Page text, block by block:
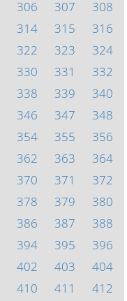
306 307
308
314 315
316
322 323
324
330 331
332
338 339
340
346 347
348
354 355
356
362 363
364
370 371
372
378 379
380
386 387
388
394 395
396
402 403
404
410 411
412